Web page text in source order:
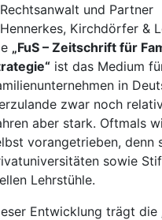
Rechtsanwalt und Partner
Hennerkes, Kirchdörfer &
„FuS – Zeitschrift für
ist das Medium
in
zwar noch
aber stark. Oftmals
vorangetrieben, denn
sowie
Lehrstühle.
Entwicklung trägt die